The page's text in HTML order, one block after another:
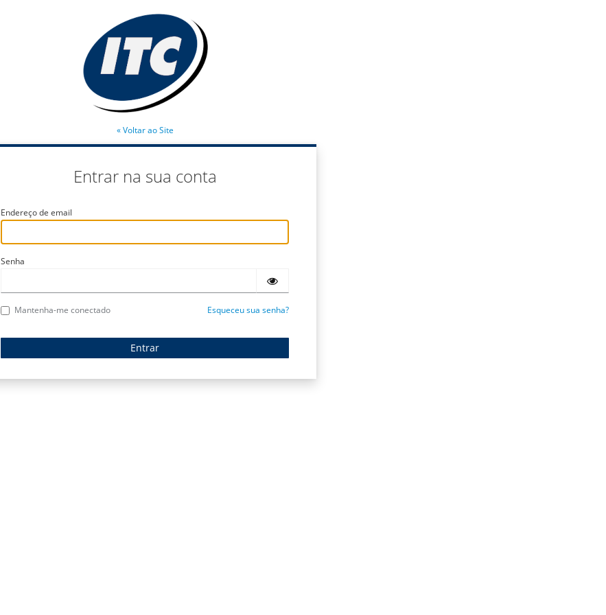
« Voltar ao Site
Entrar na sua conta
Endereço de email
Senha
Mantenha-me conectado Esqueceu sua senha?